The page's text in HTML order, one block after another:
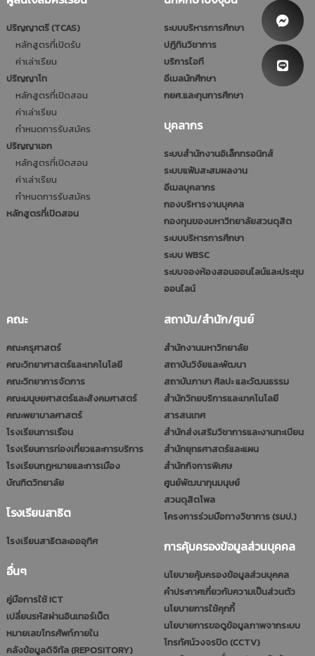
ปริญญาตรี (TCAS)
หลักสูตรที่เปิดรับ
ค่าเล่าเรียน
ปริญญาโท
หลักสูตรที่เปิดสอน
ค่าเล่าเรียน
กำหนดการรับสมัคร
ปริญญาเอก
หลักสูตรที่เปิดสอน
ค่าเล่าเรียน
กำหนดการรับสมัคร
หลักสูตรที่เปิดสอน
ระบบบริหารการศึกษา
ปฎิทินวิชาการ
บริการไอที
อีเมลนักศึกษา
กยศ.และทุนการศึกษา
บุคลากร
ระบบสำนักงานอิเล็กทรอนิกส์
ระบบแฟ้มสะสมผลงาน
อีเมลบุคลากร
กองบริหารงานบุคคล
กองทุนของมหาวิทยาลัยสวนดุสิต
ระบบบริหารการศึกษา
ระบบ WBSC
ระบบจองห้องสอนออนไลน์และประชุม
ออนไลน์
คณะ
คณะครุศาสตร์
คณะวิทยาศาสตร์และเทคโนโลยี
คณะวิทยาการจัดการ
คณะมนุษยศาสตร์และสังคมศาสตร์
คณะพยาบาลศาสตร์
โรงเรียนการเรือน
โรงเรียนการท่องเที่ยวและการบริการ
โรงเรียนกฎหมายและการเมือง
บัณฑิตวิทยาลัย
โรงเรียนสาธิต
โรงเรียนสาธิตละอออุทิศ
อื่นๆ
คู่มือการใช้ ICT
เปลี่ยนรหัสผ่านอินเทอร์เน็ต
หมายเลขโทรศัพท์ภายใน
คลังข้อมูลดิจิทัล (REPOSITORY)
สถาบัน/สำนัก/ศูนย์
สำนักงานมหาวิทยาลัย
สถาบันวิจัยและพัฒนา
สถาบันภาษา ศิลปะ และวัฒนธรรม
สำนักวิทยบริการและเทคโนโลยี
สารสนเทศ
สำนักส่งเสริมวิชาการและงานทะเบียน
สำนักยุทธศาสตร์และแผน
สำนักกิจการพิเศษ
ศูนย์พัฒนาทุนมนุษย์
สวนดุสิตโพล
โครงการร่วมมือทางวิชาการ (รมป.)
การคุ้มครองข้อมูลส่วนบุคคล
นโยบายคุ้มครองข้อมูลส่วนบุคคล
คำประกาศเกี่ยวกับความเป็นส่วนตัว
นโยบายการใช้คุกกี้
นโยบายการขอดูข้อมูลภาพจากระบบ
โทรทัศน์วงจรปิด (CCTV)